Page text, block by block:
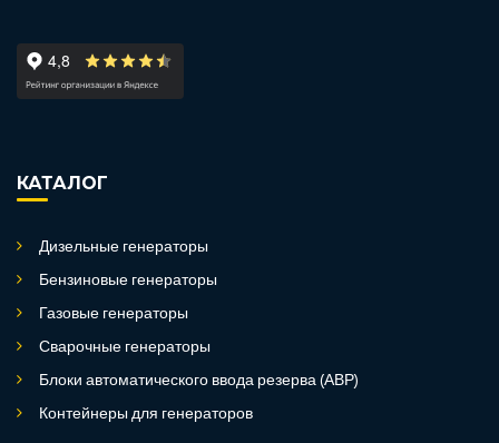
КАТАЛОГ
Дизельные генераторы
Бензиновые генераторы
Газовые генераторы
Сварочные генераторы
Блоки автоматического ввода резерва (АВР)
Контейнеры для генераторов